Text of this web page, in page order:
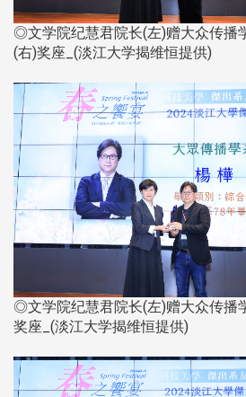
◎文学院纪慧君院长(左)赠大众传播
(右)奖座_(淡江大学揭维恒提供)
◎文学院纪慧君院长(左)赠大众传播
奖座_(淡江大学揭维恒提供)